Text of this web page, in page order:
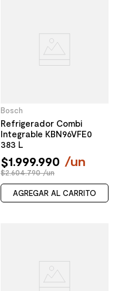
Bosch
Refrigerador Combi
Integrable KBN96VFE0
383 L
$1.999.990 /un
$2.604.790 /un
AGREGAR AL CARRITO